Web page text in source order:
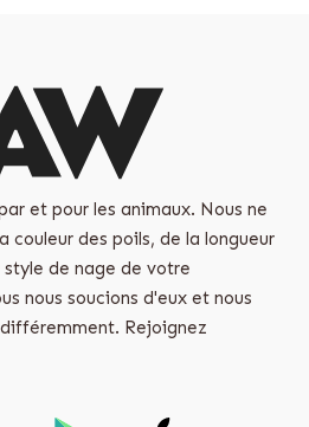
et pour les animaux. Nous ne
couleur des poils, de la longueur
de nage de votre
nous soucions d'eux et nous
Rejoignez